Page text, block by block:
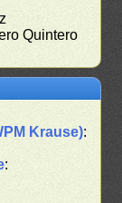
Quintero
Krause):
: